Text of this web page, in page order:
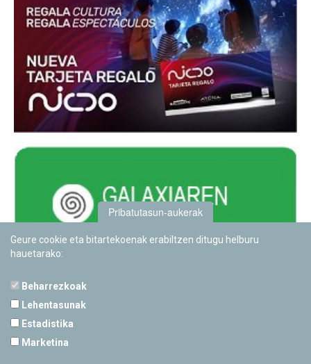
Pribatutasun-aukerak
Geure cookie eta bitartekoenak erabiltzen ditugu helburu
hauetarako:
Beharrezkoak
Lehentasunak
Estadistika
Marketina